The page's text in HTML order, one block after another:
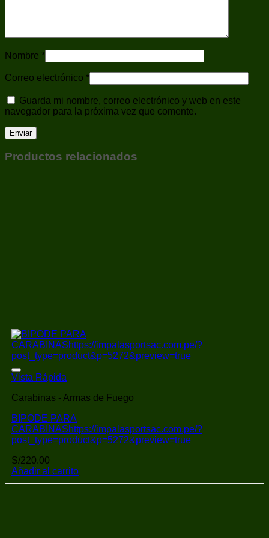
Municiones
Balines y Perdigones
Navajas
Para Pistolas
Pistolas - Armas de Fuego
Ponchos
Repuestos
Revólveres
Nombre *
Correo electrónico *
Guarda mi nombre, correo electrónico y web en este
navegador para la próxima vez que comente.
Productos relacionados
Vista Rápida
Carabinas - Armas de Fuego
BIPODE PARA
CARABINAShttps://impalasportsac.com.pe/?
post_type=product&p=5272&preview=true
S/220.00
Añadir al carrito